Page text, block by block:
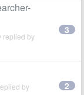
replied by
3
by 2